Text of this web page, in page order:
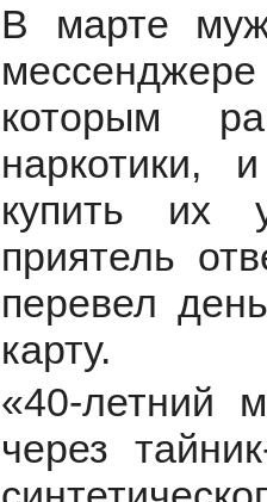
В марте
которым
наркотики,
купить их
приятель
перевел
карту.
«40-летний
через